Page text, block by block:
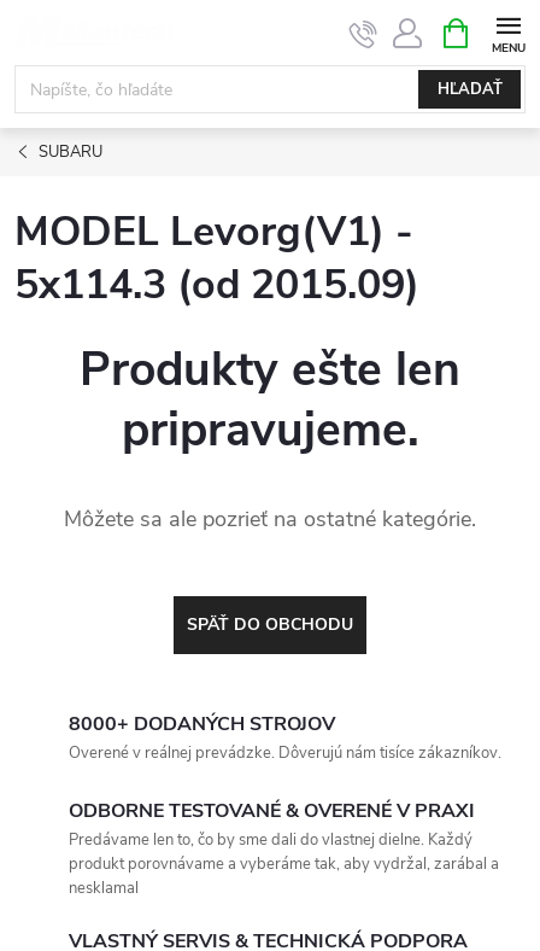
obsah
HĽADAŤ
KOŠÍK
SUBARU
MODEL Levorg(V1) -
5x114.3 (od 2015.09)
Produkty ešte len
pripravujeme.
Môžete sa ale pozrieť na ostatné kategórie.
SPÄŤ DO OBCHODU
8000+ DODANÝCH STROJOV
Overené v reálnej prevádzke. Dôverujú nám tisíce zákazníkov.
ODBORNE TESTOVANÉ & OVERENÉ V PRAXI
Predávame len to, čo by sme dali do vlastnej dielne. Každý
produkt porovnávame a vyberáme tak, aby vydržal, zarábal a
nesklamal
VLASTNÝ SERVIS & TECHNICKÁ PODPORA